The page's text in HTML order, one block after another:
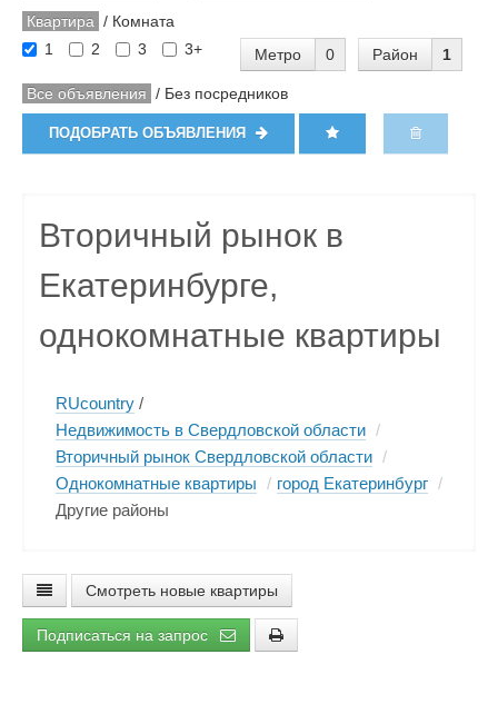
Квартира / Комната
1
2 3 3+ Метро 0 Район 1
Все объявления / Без посредников
ПОДОБРАТЬ ОБЪЯВЛЕНИЯ
Вторичный рынок в
Екатеринбурге,
однокомнатные квартиры
RUcountry /
Недвижимость в Свердловской области /
Вторичный рынок Свердловской области /
Однокомнатные квартиры / город Екатеринбург /
Другие районы
Смотреть новые квартиры
Подписаться на запрос